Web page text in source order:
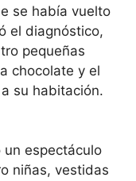
se había vuelto
el diagnóstico,
pequeñas
chocolate y el
su habitación.
espectáculo
niñas, vestidas